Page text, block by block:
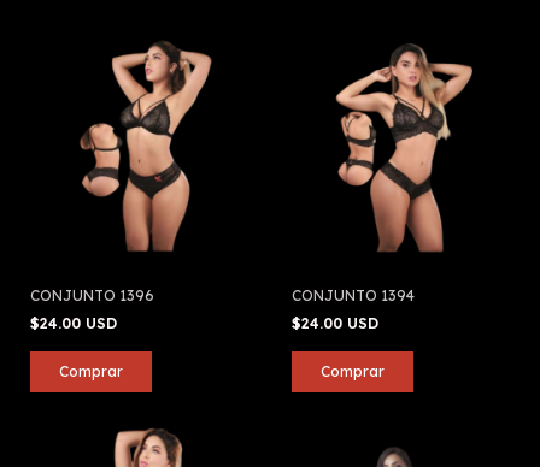
CONJUNTO 1396
$24.00 USD
CONJUNTO 1394
$24.00 USD